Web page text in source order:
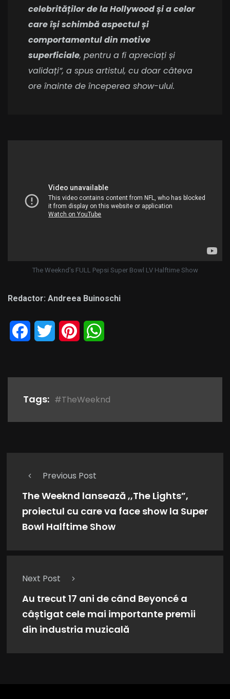
celebrităților de la Hollywood și a celor
care își schimbă aspectul și
comportamentul din motive
superficiale, pentru a fi apreciați și
validați”, a spus artistul, cu doar câteva
ore înainte de începerea show-ului.
The Weeknd’s FULL Pepsi Super Bowl LV Halftime Show
Redactor: Andreea Buinoschi
Facebook
Twitter Pinterest
Tags: #TheWeeknd
Previous Post
The Weeknd lansează ,,The Lights”,
proiectul cu care va face show la Super
Bowl Halftime Show
Next Post
Au trecut 17 ani de când Beyoncé a
câștigat cele mai importante premii
din industria muzicală